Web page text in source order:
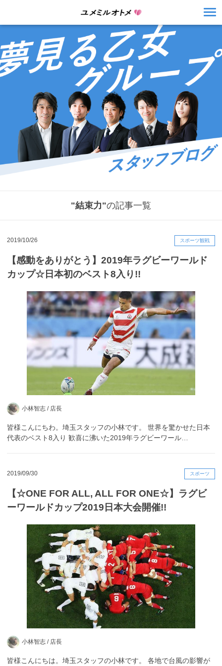
"結束力"の記事一覧
2019/10/26 スポーツ観戦
【感動をありがとう】2019年ラグビーワールド
カップ☆日本初のベスト8入り!!
小林智志 / 店長
皆様こんにちわ。埼玉スタッフの小林です。 世界を驚かせた日本
代表のベスト8入り 歓喜に沸いた2019年ラグビーワール…
2019/09/30 スポーツ
【☆ONE FOR ALL, ALL FOR ONE☆】ラグビ
ーワールドカップ2019日本大会開催!!
小林智志 / 店長
皆様こんにちは。埼玉スタッフの小林です。 各地で台風の影響が